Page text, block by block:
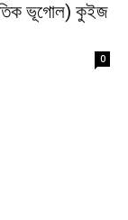
ভূগোল) কুইজ
0